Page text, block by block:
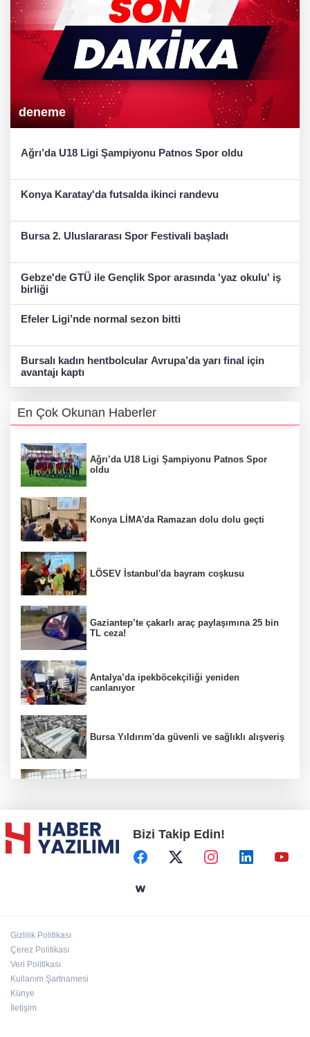
deneme
Ağrı’da U18 Ligi Şampiyonu Patnos Spor oldu
Konya Karatay'da futsalda ikinci randevu
Bursa 2. Uluslararası Spor Festivali başladı
Gebze'de GTÜ ile Gençlik Spor arasında 'yaz okulu' iş
birliği
Efeler Ligi’nde normal sezon bitti
Bursalı kadın hentbolcular Avrupa’da yarı final için
avantajı kaptı
En Çok Okunan Haberler
Ağrı’da U18 Ligi Şampiyonu Patnos Spor
oldu
Konya LİMA'da Ramazan dolu dolu geçti
LÖSEV İstanbul'da bayram coşkusu
Gaziantep’te çakarlı araç paylaşımına 25 bin
TL ceza!
Antalya’da ipekböcekçiliği yeniden
canlanıyor
Bursa Yıldırım'da güvenli ve sağlıklı alışveriş
Başkent'in göletlerinde temizlik ve bakım
sürüyor
Bizi Takip Edin!
Gizlilik Politikası
Çerez Politikası
Veri Politikası
Kullanım Şartnamesi
Künye
İletişim